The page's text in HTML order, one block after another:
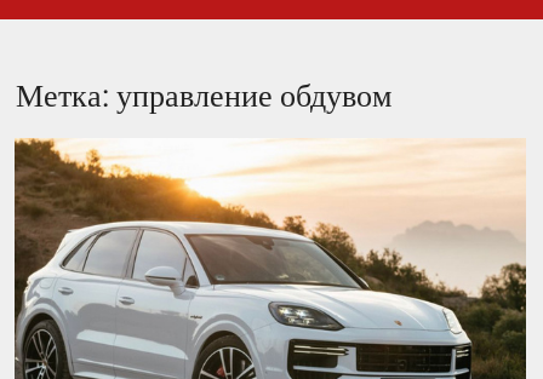
Метка:управление обдувом